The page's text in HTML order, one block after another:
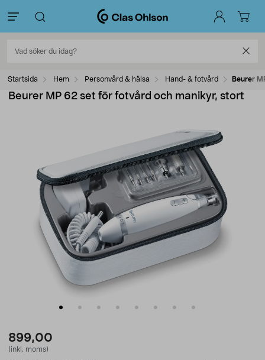
Startsida Hem Personvård & hälsa Hand- & fotvård Beurer
Beurer MP 62 set för fotvård och manikyr, stort
899,00
(inkl. moms)